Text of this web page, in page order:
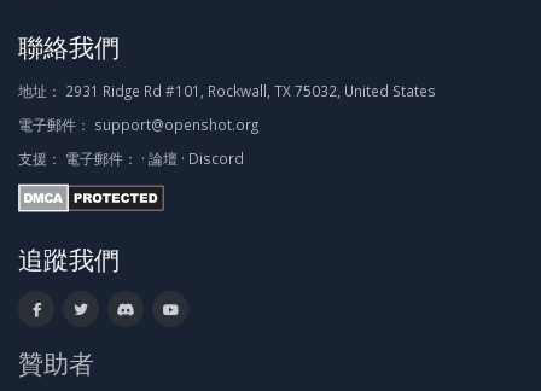
聯絡我們
地址： 2931 Ridge Rd #101, Rockwall, TX 75032, United States
電子郵件： support@openshot.org
支援： 電子郵件： · 論壇 · Discord
追蹤我們
贊助者